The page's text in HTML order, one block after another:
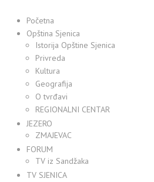
Početna
Opština Sjenica
Istorija Opštine Sjenica
Privreda
Kultura
Geografija
O tvrđavi
REGIONALNI CENTAR
JEZERO
ZMAJEVAC
FORUM
TV iz Sandžaka
TV SJENICA